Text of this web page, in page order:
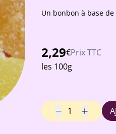
Un bonbon à base
2,29€Prix TTC
les 100g